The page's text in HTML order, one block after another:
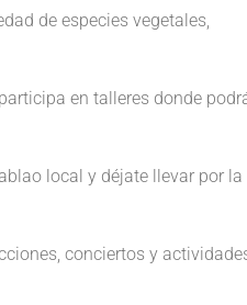
de especies vegetales,
en talleres donde
local y déjate llevar por la
conciertos y